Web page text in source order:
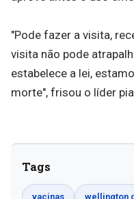
"Pode fazer a visita,
visita não pode
estabelece a lei,
morte", frisou o líder
Tags
vacinas wellington